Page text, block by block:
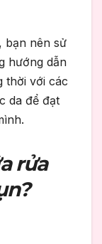
bạn nên sử
hướng dẫn
thời với các
da để đạt
rửa